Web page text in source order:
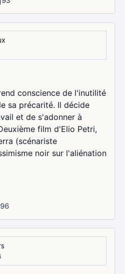
conscience de l'inutilité
sa précarité. Il décide
et de s'adonner à
film d'Elio Petri,
(scénariste
noir sur l'aliénation